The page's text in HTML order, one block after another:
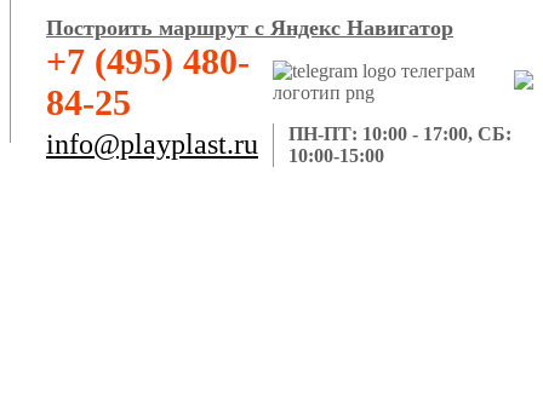
Построить маршрут с Яндекс Навигатор
+7 (495) 480-
84-25
info@playplast.ru
ПН-ПТ: 10:00 - 17:00, СБ:
10:00-15:00